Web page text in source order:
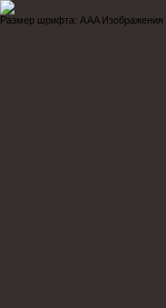
Размер шрифта: A AAИзображения